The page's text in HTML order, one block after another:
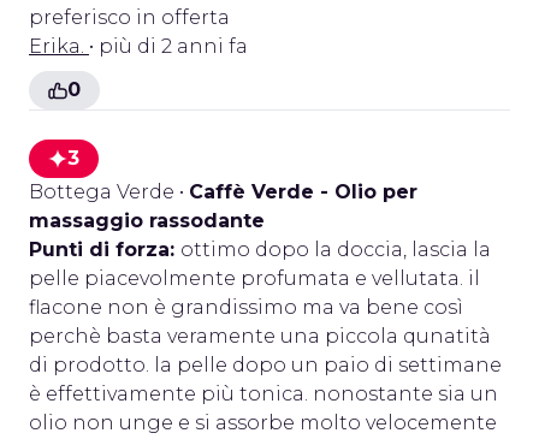
preferisco in offerta
Erika. • più di 2 anni fa
0
3
Bottega Verde • Caffè Verde - Olio per
massaggio rassodante
Punti di forza: ottimo dopo la doccia, lascia la
pelle piacevolmente profumata e vellutata. il
flacone non è grandissimo ma va bene così
perchè basta veramente una piccola qunatità
di prodotto. la pelle dopo un paio di settimane
è effettivamente più tonica. nonostante sia un
olio non unge e si assorbe molto velocemente